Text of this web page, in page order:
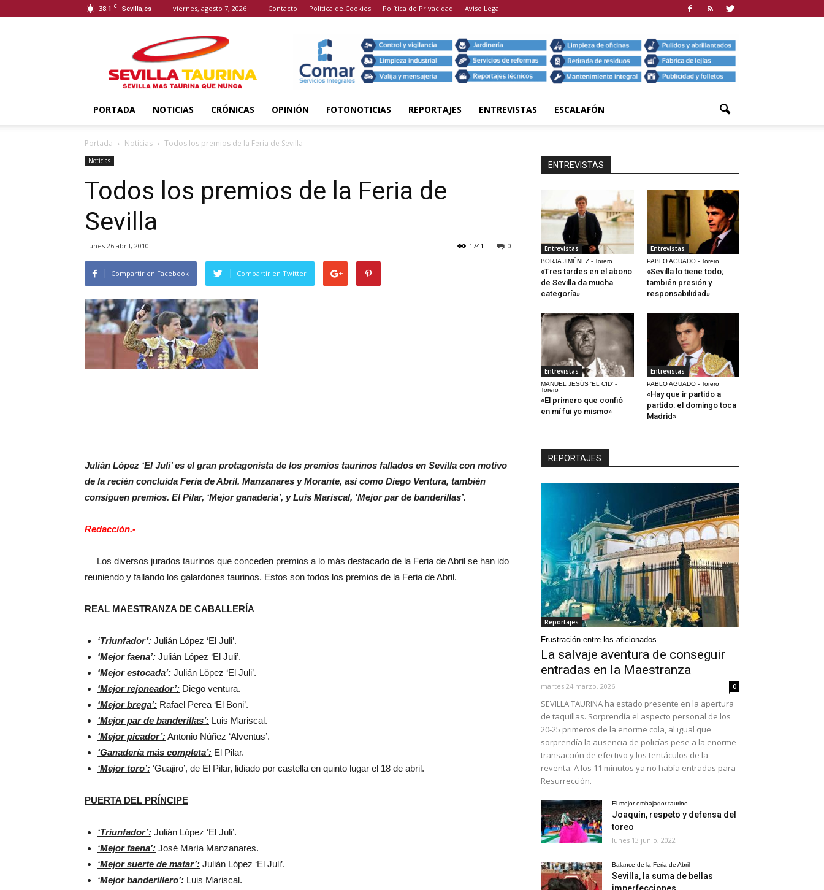
38.1 C Sevilla,es viernes, agosto 7, 2026 Contacto Política de Cookies Política de Privacidad Aviso Legal
Taurina
PORTADA NOTICIAS CRÓNICAS OPINIÓN FOTONOTICIAS REPORTAJES ENTREVISTAS ESCALAFÓN
Portada Noticias Todos los premios de la Feria de Sevilla
Noticias
Todos los premios de la Feria de
Sevilla
lunes 26 abril, 2010 0
1741
Compartir en Facebook Compartir en Twitter
Julián López ‘El Juli’ es el gran protagonista de los premios taurinos fallados en Sevilla con motivo
de la recién concluida Feria de Abril. Manzanares y Morante, así como Diego Ventura, también
consiguen premios. El Pilar, ‘Mejor ganadería’, y Luis Mariscal, ‘Mejor par de banderillas’.
Redacción.-
Los diversos jurados taurinos que conceden premios a lo más destacado de la Feria de Abril se han ido
reuniendo y fallando los galardones taurinos. Estos son todos los premios de la Feria de Abril.
REAL MAESTRANZA DE CABALLERÍA
‘Triunfador’: Julián López ‘El Juli’.
‘Mejor faena’: Julián López ‘El Juli’.
‘Mejor estocada’: Julián Löpez ‘El Juli’.
‘Mejor rejoneador’: Diego ventura.
‘Mejor brega’: Rafael Perea ‘El Boni’.
‘Mejor par de banderillas’: Luis Mariscal.
‘Mejor picador’:Antonio Núñez ‘Alventus’.
‘Ganadería más completa’: El Pilar.
‘Mejor toro’: ‘Guajiro’, de El Pilar, lidiado por castella en quinto lugar el 18 de abril.
PUERTA DEL PRÍNCIPE
‘Triunfador’: Julián López ‘El Juli’.
‘Mejor faena’: José María Manzanares.
‘Mejor suerte de matar’: Julián López ‘El Juli’.
‘Mejor banderillero’: Luis Mariscal.
ENTREVISTAS
Entrevistas
BORJA JIMÉNEZ - Torero
«Tres tardes en el abono
de Sevilla da mucha
categoría»
Entrevistas
PABLO AGUADO - Torero
«Sevilla lo tiene todo;
también presión y
responsabilidad»
Entrevistas
MANUEL JESÚS 'EL CID' -
Torero
«El primero que confió
en mí fui yo mismo»
Entrevistas
PABLO AGUADO - Torero
«Hay que ir partido a
partido: el domingo toca
Madrid»
REPORTAJES
Reportajes
Frustración entre los aficionados
La salvaje aventura de conseguir
entradas en la Maestranza
martes 24 marzo, 2026 0
SEVILLA TAURINA ha estado presente en la apertura
de taquillas. Sorprendía el aspecto personal de los
20-25 primeros de la enorme cola, al igual que
sorprendía la ausencia de policías pese a la enorme
transacción de efectivo y los tentáculos de la
reventa. A los 11 minutos ya no había entradas para
Resurrección.
El mejor embajador taurino
Joaquín, respeto y defensa del
toreo
lunes 13 junio, 2022
Balance de la Feria de Abril
Sevilla, la suma de bellas